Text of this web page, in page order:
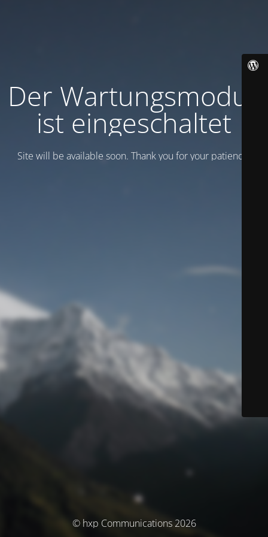
Der Wartungsmodus
ist eingeschaltet
Site will be available soon. Thank you for your patience!
© hxp Communications 2026